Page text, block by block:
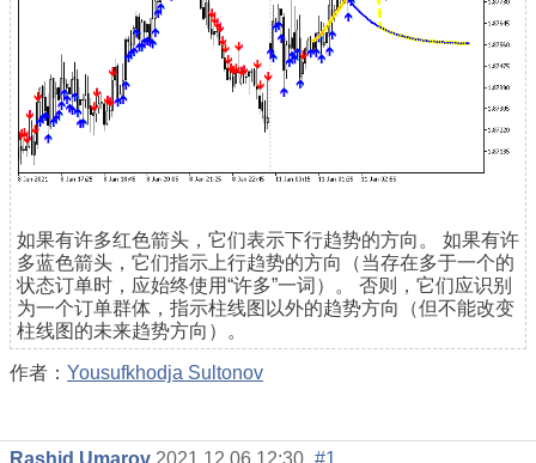
如果有许多红色箭头，它们表示下行趋势的方向。 如果有许
多蓝色箭头，它们指示上行趋势的方向（当存在多于一个的
状态订单时，应始终使用“许多”一词）。 否则，它们应识别
为一个订单群体，指示柱线图以外的趋势方向（但不能改变
柱线图的未来趋势方向 ）。
作者： Yousufkhodja Sultonov
Rashid Umarov 2021.12.06 12:30 #1